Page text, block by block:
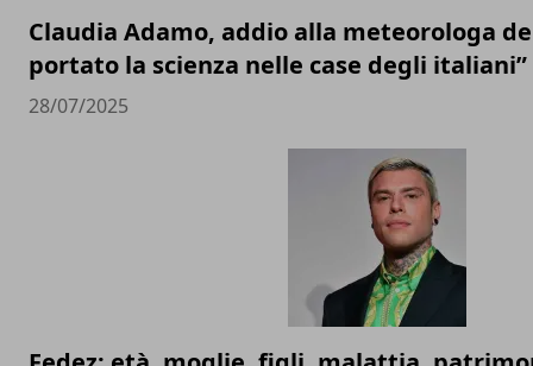
Claudia Adamo, addio alla meteorologa
portato la scienza nelle case degli italiani”
28/07/2025